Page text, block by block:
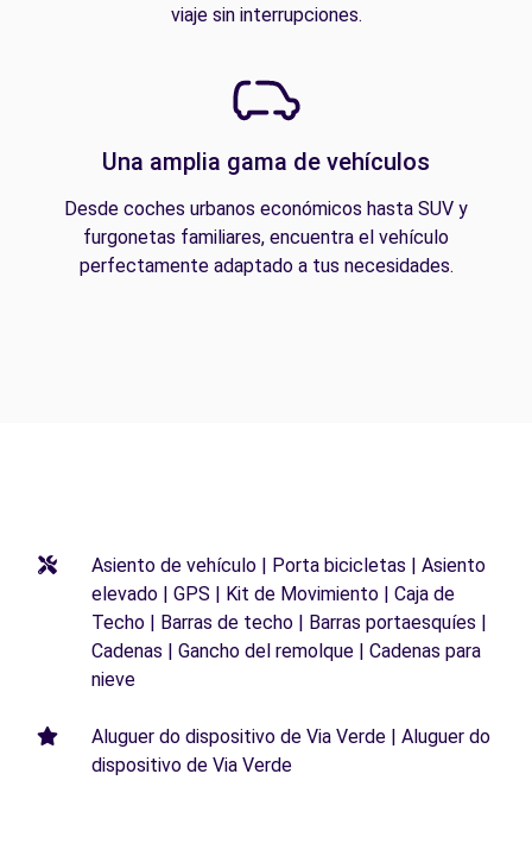
viaje sin interrupciones.
Una amplia gama de vehículos
Desde coches urbanos económicos hasta SUV y
furgonetas familiares, encuentra el vehículo
perfectamente adaptado a tus necesidades.
Asiento de vehículo | Porta bicicletas | Asiento
elevado | GPS | Kit de Movimiento | Caja de
Techo | Barras de techo | Barras portaesquíes |
Cadenas | Gancho del remolque | Cadenas para
nieve
Aluguer do dispositivo de Via Verde | Aluguer do
dispositivo de Via Verde